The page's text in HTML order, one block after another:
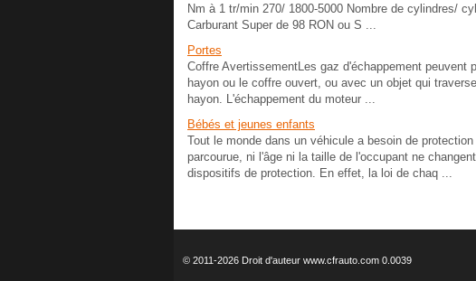
Nm à 1 tr/min 270/ 1800-5000 Nombre de cylindres/
Carburant Super de 98 RON ou S ...
Portes
Coffre AvertissementLes gaz d'échappement
hayon ou le coffre ouvert, ou avec un objet qui
hayon. L'échappement du moteur ...
Bébés et jeunes enfants
Tout le monde dans un véhicule a besoin de
parcourue, ni l'âge ni la taille de l'occupant ne
dispositifs de protection. En effet, la loi de chaq ...
© 2011-2026 Droit d'auteur www.cfrauto.com 0.0039